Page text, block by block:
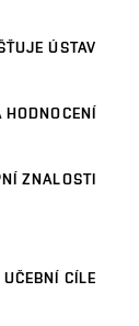
ÚSTAV
HODNOCENÍ
ZNALOSTI
UČEBNÍ CÍLE